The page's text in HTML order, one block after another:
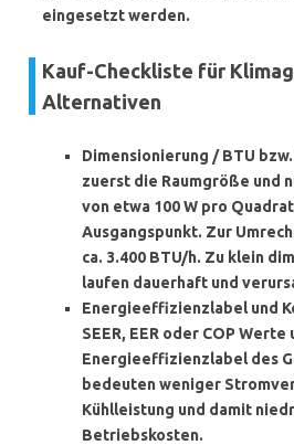
eingesetzt werden.
Kauf-Checkliste für
Alternativen
Dimensionierung / BTU bzw.
zuerst die Raumgröße und
von etwa 100 W pro
Ausgangspunkt. Zur
ca. 3.400 BTU/h. Zu klein
laufen dauerhaft und
Energieeffizienzlabel und
SEER, EER oder COP Werte
Energieeffizienzlabel des
bedeuten weniger
Kühlleistung und damit
Betriebskosten.